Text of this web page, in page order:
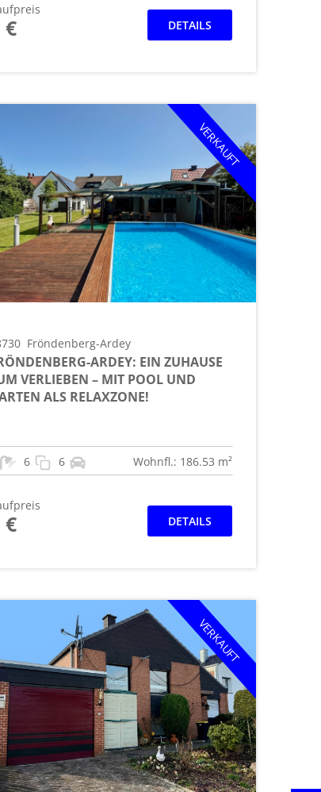
€ DETAILS
VERKAUFT
Fröndenberg-Ardey
ARDEY: EIN ZUHAUSE
VERLIEBEN – MIT POOL UND
ALS RELAXZONE!
6 6 Wohnfl.: 186.53 m²
€ DETAILS
VERKAUFT